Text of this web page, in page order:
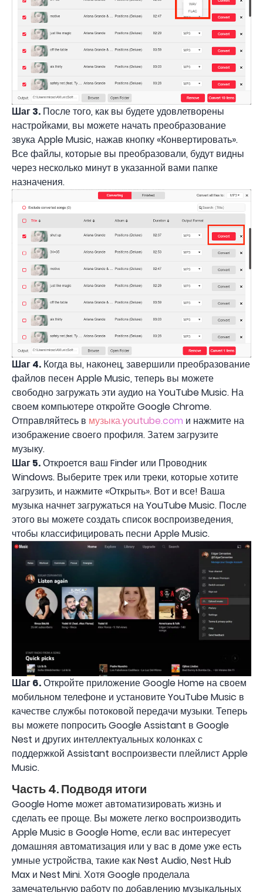
Шаг 3. После того, как вы будете удовлетворены
настройками, вы можете начать преобразование
звука Apple Music, нажав кнопку «Конвертировать».
Все файлы, которые вы преобразовали, будут видны
через несколько минут в указанной вами папке
назначения.
Шаг 4. Когда вы, наконец, завершили преобразование
файлов песен Apple Music, теперь вы можете
свободно загружать эти аудио на YouTube Music. На
своем компьютере откройте Google Chrome.
Отправляйтесь в музыка.youtube.com и нажмите на
изображение своего профиля. Затем загрузите
музыку.
Шаг 5.Откроется ваш Finder или Проводник
Windows. Выберите трек или треки, которые хотите
загрузить, и нажмите «Открыть». Вот и все! Ваша
музыка начнет загружаться на YouTube Music. После
этого вы можете создать список воспроизведения,
чтобы классифицировать песни Apple Music.
Шаг 6.Откройте приложение Google Home на своем
мобильном телефоне и установите YouTube Music в
качестве службы потоковой передачи музыки. Теперь
вы можете попросить Google Assistant в Google
Nest и других интеллектуальных колонках с
поддержкой Assistant воспроизвести плейлист Apple
Music.
Часть 4. Подводя итоги
Google Home может автоматизировать жизнь и
сделать ее проще. Вы можете легко воспроизводить
Apple Music в Google Home, если вас интересует
домашняя автоматизация или у вас в доме уже есть
умные устройства, такие как Nest Audio, Nest Hub
Max и Nest Mini. Хотя Google проделала
замечательную работу по добавлению музыкальных